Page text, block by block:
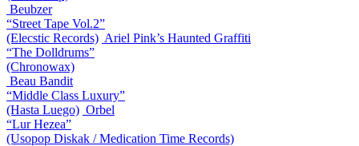
Beubzer
“Street Tape Vol.2”
(Elecstic Records) Ariel Pink’s Haunted Graffiti
“The Dolldrums”
(Chronowax)
Beau Bandit
“Middle Class Luxury”
(Hasta Luego) Orbel
“Lur Hezea”
(Usopop Diskak / Medication Time Records)